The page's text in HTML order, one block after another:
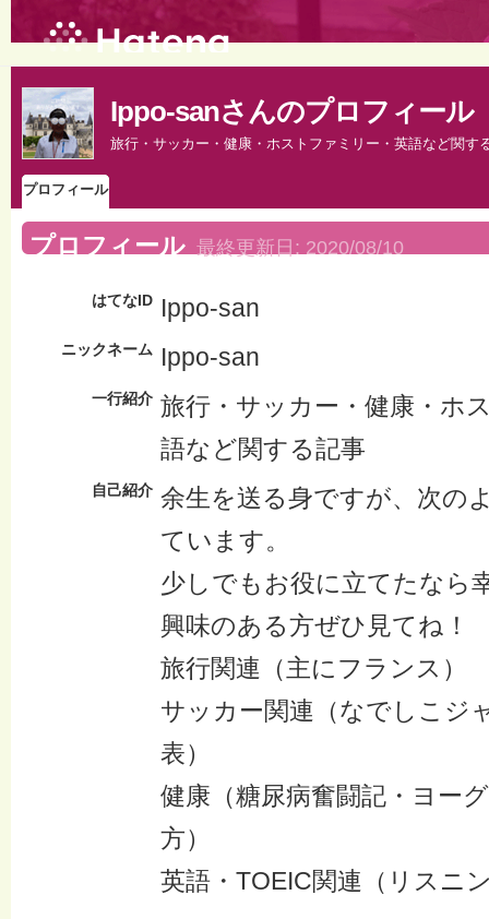
Ippo-sanさんのプロフィール
旅行・サッカー・健康・ホストファミリー・英語など関す
プロフィール
プロフィール 最終更新日: 2020/08/10
はてなID Ippo-san
ニックネーム Ippo-san
一行紹介 旅行・サッカー・健康・ホ
語など関する記事
自己紹介 余生を送る身ですが、次の
ています。
少しでもお役に立てたなら
興味のある方ぜひ見てね！
旅行関連（主にフランス）
サッカー関連（なでしこジ
表）
健康（糖尿病奮闘記・ヨー
方）
英語・TOEIC関連（リスニ